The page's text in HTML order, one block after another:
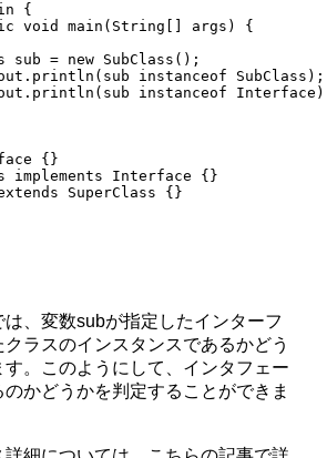
{
void main(String[] args) {
sub = new SubClass();
instanceof SubClass);
instanceof
{}
implements Interface {}
は、変数subが指定したインターフ
クラスのインスタンスであるかどう
。このようにして、インタフェー
かどうかを判定することができま